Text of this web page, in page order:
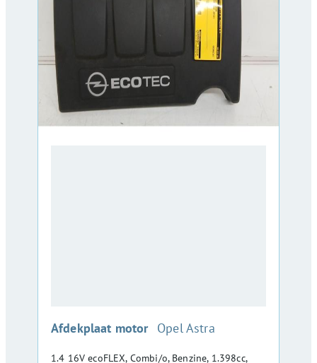
Afdekplaat motor :Opel Astra
1.4 16V ecoFLEX, Combi/o, Benzine, 1.398cc,